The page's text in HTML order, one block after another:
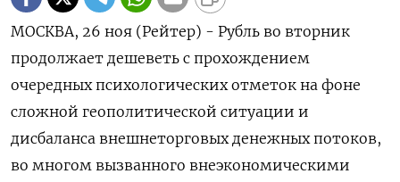
МОСКВА, 26 ноя (Рейтер) - Рубль во вторник
продолжает дешеветь с прохождением
очередных психологических отметок на фоне
сложной геополитической ситуации и
дисбаланса внешнеторговых денежных потоков,
во многом вызванного внеэкономическими